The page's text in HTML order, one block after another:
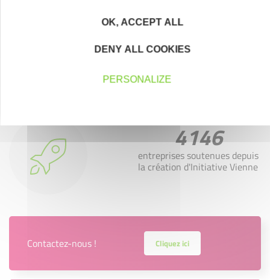
400
emplois créés ou maintenus
4146
entreprises soutenues depuis
la création d'Initiative Vienne
Contactez-nous ! Cliquez ici
OK, ACCEPT ALL
DENY ALL COOKIES
PERSONALIZE